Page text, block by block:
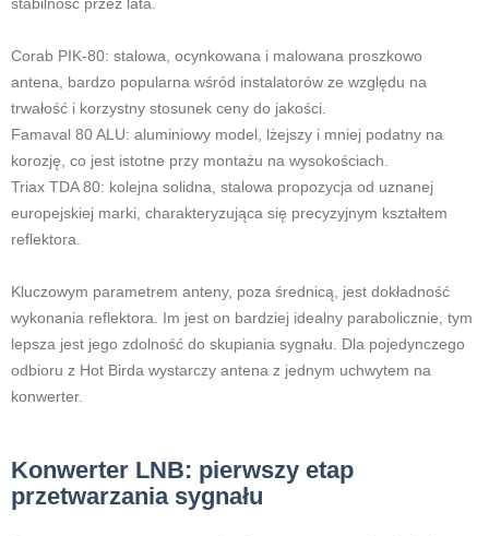
Corab PIK-80: stalowa, ocynkowana i malowana proszkowo
antena, bardzo popularna wśród instalatorów ze względu na
trwałość i korzystny stosunek ceny do jakości.
Famaval 80 ALU: aluminiowy model, lżejszy i mniej podatny na
korozję, co jest istotne przy montażu na wysokościach.
Triax TDA 80: kolejna solidna, stalowa propozycja od uznanej
europejskiej marki, charakteryzująca się precyzyjnym kształtem
reflektora.
Kluczowym parametrem anteny, poza średnicą, jest dokładność
wykonania reflektora. Im jest on bardziej idealny parabolicznie, tym
lepsza jest jego zdolność do skupiania sygnału. Dla pojedynczego
odbioru z Hot Birda wystarczy antena z jednym uchwytem na
konwerter.
Konwerter LNB: pierwszy etap
przetwarzania sygnału